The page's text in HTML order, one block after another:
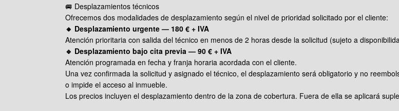
🚐 Desplazamientos técnicos
Ofrecemos dos modalidades de desplazamiento según el nivel de prioridad solicitado por el cliente:
🔸 Desplazamiento urgente — 180 € + IVA
Atención prioritaria con salida del técnico en menos de 2 horas desde la solicitud (sujeto a
🔹 Desplazamiento bajo cita previa — 90 € + IVA
Atención programada en fecha y franja horaria acordada con el cliente.
Una vez confirmada la solicitud y asignado el técnico, el desplazamiento será obligatorio y no
o impide el acceso al inmueble.
Los precios incluyen el desplazamiento dentro de la zona de cobertura. Fuera de ella se aplicará